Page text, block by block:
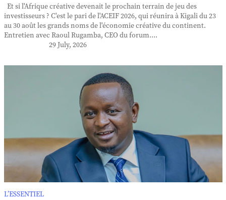
Et si l'Afrique créative devenait le prochain terrain de jeu des
investisseurs ? C'est le pari de l'ACEIF 2026, qui réunira à Kigali du 23
au 30 août les grands noms de l'économie créative du continent.
Entretien avec Raoul Rugamba, CEO du forum....
29 July, 2026
L’ESSENTIEL